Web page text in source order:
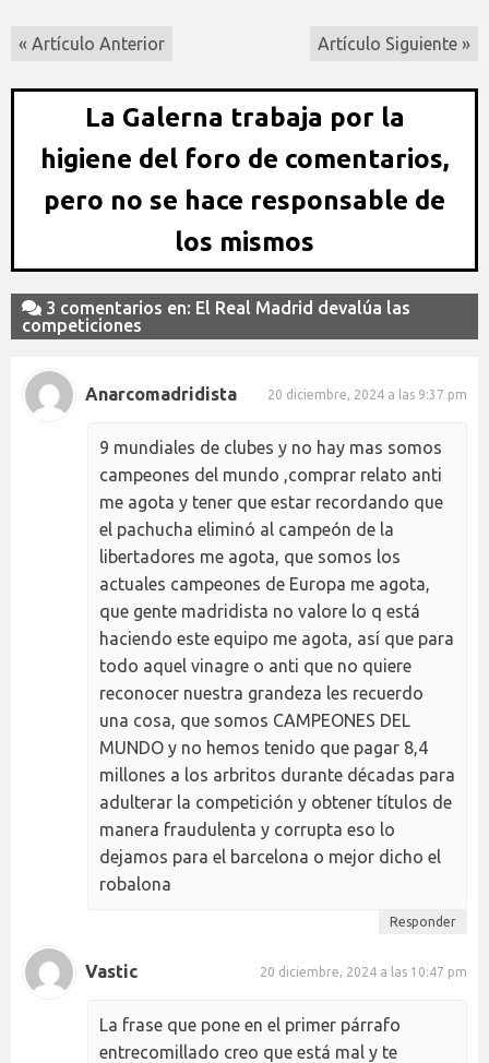
« Artículo Anterior Artículo Siguiente »
La Galerna trabaja por la
higiene del foro de comentarios,
pero no se hace responsable de
los mismos
3 comentarios en: El Real Madrid devalúa las
competiciones
Anarcomadridista 20 diciembre, 2024 a las 9:37 pm
9 mundiales de clubes y no hay mas somos
campeones del mundo ,comprar relato anti
me agota y tener que estar recordando que
el pachucha eliminó al campeón de la
libertadores me agota, que somos los
actuales campeones de Europa me agota,
que gente madridista no valore lo q está
haciendo este equipo me agota, así que para
todo aquel vinagre o anti que no quiere
reconocer nuestra grandeza les recuerdo
una cosa, que somos CAMPEONES DEL
MUNDO y no hemos tenido que pagar 8,4
millones a los arbritos durante décadas para
adulterar la competición y obtener títulos de
manera fraudulenta y corrupta eso lo
dejamos para el barcelona o mejor dicho el
robalona
Responder
Vastic 20 diciembre, 2024 a las 10:47 pm
La frase que pone en el primer párrafo
entrecomillado creo que está mal y te